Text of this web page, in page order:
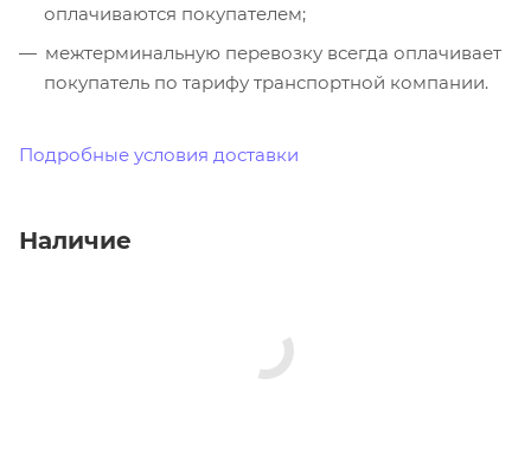
оплачиваются покупателем;
межтерминальную перевозку всегда оплачивает
покупатель по тарифу транспортной компании.
Подробные условия доставки
Наличие